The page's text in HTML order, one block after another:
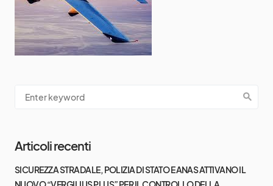
Articoli recenti
SICUREZZA STRADALE, POLIZIA DI STATO E ANAS ATTIVANO IL